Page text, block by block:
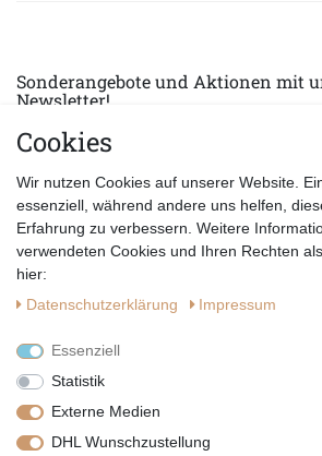
Sonderangebote und Aktionen mit
Newsletter!
E-MAIL *
Cookies
Wir nutzen Cookies auf unserer Website.
essenziell, während andere uns helfen,
Erfahrung zu verbessern. Weitere
verwendeten Cookies und Ihren Rechten
hier:
Daten­schutz­erklärung
Impressum
Essenziell
Statistik
Externe Medien
DHL Wunschzustellung